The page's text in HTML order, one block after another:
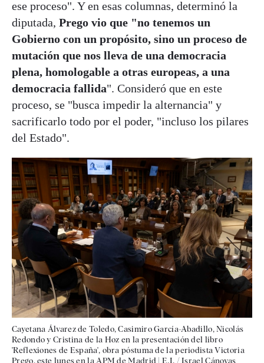
ese proceso". Y en esas columnas, determinó la
diputada, Prego vio que "no tenemos un
Gobierno con un propósito, sino un proceso de
mutación que nos lleva de una democracia
plena, homologable a otras europeas, a una
democracia fallida". Consideró que en este
proceso, se "busca impedir la alternancia" y
sacrificarlo todo por el poder, "incluso los pilares
del Estado".
Cayetana Álvarez de Toledo, Casimiro García-Abadillo, Nicolás
Redondo y Cristina de la Hoz en la presentación del libro
'Reflexiones de España', obra póstuma de la periodista Victoria
Prego, este lunes en la APM de Madrid |E.I. / Israel Cánovas